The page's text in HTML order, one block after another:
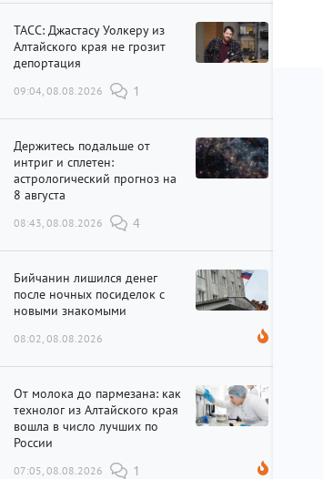
ТАСС: Джастасу Уолкеру из
Алтайского края не грозит
депортация
09:04, 08.08.2026 1
Держитесь подальше от
интриг и сплетен:
астрологический прогноз на
8 августа
08:43, 08.08.2026 4
Бийчанин лишился денег
после ночных посиделок с
новыми знакомыми
08:02, 08.08.2026
От молока до пармезана: как
технолог из Алтайского края
вошла в число лучших по
России
07:05, 08.08.2026 1